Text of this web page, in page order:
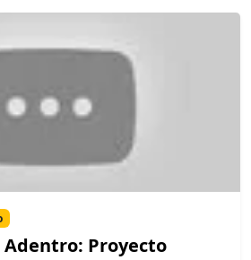
Adentro: Proyecto